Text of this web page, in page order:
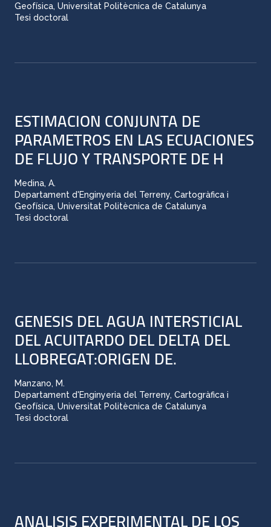
Geofísica, Universitat Politècnica de Catalunya
Tesi doctoral
ESTIMACION CONJUNTA DE
PARAMETROS EN LAS ECUACIONES
DE FLUJO Y TRANSPORTE DE H
Medina, A.
Departament d'Enginyeria del Terreny, Cartogràfica i
Geofísica, Universitat Politècnica de Catalunya
Tesi doctoral
GENESIS DEL AGUA INTERSTICIAL
DEL ACUITARDO DEL DELTA DEL
LLOBREGAT:ORIGEN DE.
Manzano, M.
Departament d'Enginyeria del Terreny, Cartogràfica i
Geofísica, Universitat Politècnica de Catalunya
Tesi doctoral